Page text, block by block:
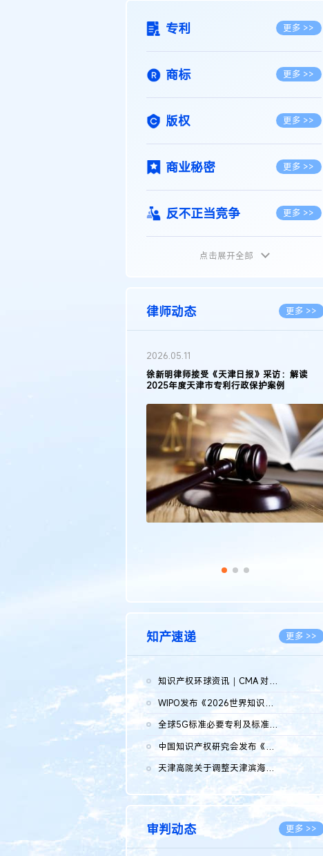
专利 更多 >>
商标 更多 >>
版权 更多 >>
商业秘密 更多 >>
反不正当竞争 更多 >>
植物新品种
地理标志 更多 >>
集成电路布图设计
传统文化 更多 >>
点击展开全部
律师动态 更多 >>
2026.03.09
著名知识产权律师徐新明接受《中国经营
报》采访：技术革新下知识产权保护面临新
知产速递 更多 >>
知识产权环球资讯｜CMA 对微软发起调查；批量搬运二手平台数据构...
WIPO发布《2026世界知识产权报告》 含报告全文
全球5G标准必要专利及标准提案研究报告（2026年）全文发布
中国知识产权研究会发布《2025年度中国企业海外知识产权纠纷调查...
2026.08.07
天津高院关于调整天津滨海高新技术产业开发区华苑科技园一审普通...
2026.08.07
审判动态 更多 >>